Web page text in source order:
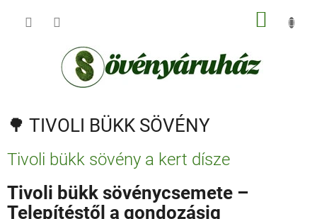
KOSÁR
🌳 TIVOLI BÜKK SÖVÉNY
C
k
k
Tivoli bükk sövény a kert dísze
Tivoli bükk sövénycsemete –
Telepítéstől a gondozásig